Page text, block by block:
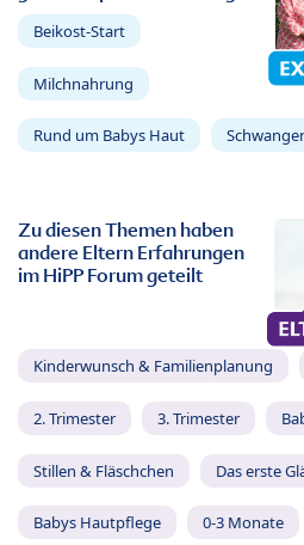
Beikost-Start
Milchnahrung
Rund um Babys Haut
Zu diesen Themen haben
andere Eltern Erfahrungen
im HiPP Forum geteilt
Kinderwunsch & Familienplanung
2. Trimester 3. Trimester
Stillen & Fläschchen Das erste
Babys Hautpflege 0-3 Monate